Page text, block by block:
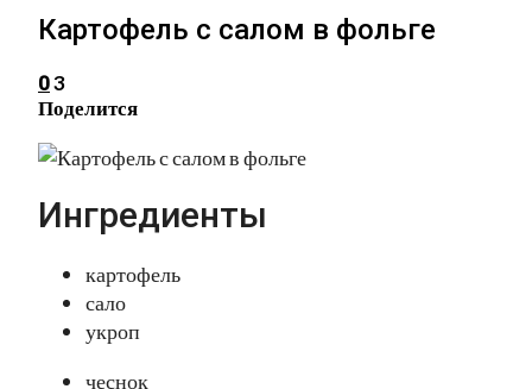
Картофель с салом в фольге
03
Поделится
Ингредиенты
картофель
сало
укроп
чеснок